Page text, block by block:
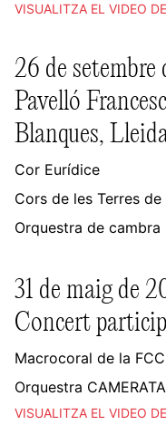
VISUALITZA EL VIDEO
26 de setembre
Pavelló
Blanques,
Cor Eurídice
Cors de les Terres de
Orquestra de cambra
31 de maig de
Concert
Macrocoral de la FCC
Orquestra
VISUALITZA EL VIDEO